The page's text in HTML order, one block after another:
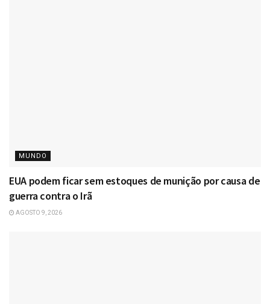
MUNDO
EUA podem ficar sem estoques de munição por causa de
guerra contra o Irã
AGOSTO 9, 2026